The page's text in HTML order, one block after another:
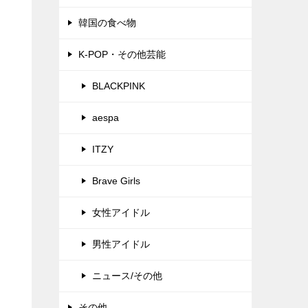
韓国の食べ物
K-POP・その他芸能
BLACKPINK
aespa
ITZY
Brave Girls
女性アイドル
男性アイドル
ニュース/その他